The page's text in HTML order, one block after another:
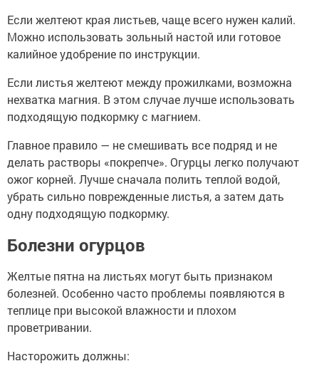
Если желтеют края листьев, чаще всего нужен калий.
Можно использовать зольный настой или готовое
калийное удобрение по инструкции.
Если листья желтеют между прожилками, возможна
нехватка магния. В этом случае лучше использовать
подходящую подкормку с магнием.
Главное правило — не смешивать все подряд и не
делать растворы «покрепче». Огурцы легко получают
ожог корней. Лучше сначала полить теплой водой,
убрать сильно поврежденные листья, а затем дать
одну подходящую подкормку.
Болезни огурцов
Желтые пятна на листьях могут быть признаком
болезней. Особенно часто проблемы появляются в
теплице при высокой влажности и плохом
проветривании.
Насторожить должны: